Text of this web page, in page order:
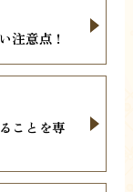
注意点！
ことを専